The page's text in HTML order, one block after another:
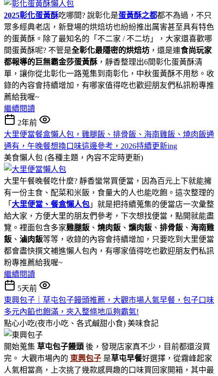
2025彰化蛋黃酥吃哪間? 說彰化是蛋黃酥之都都不為過，不只
眾多經典老店，新登場的烘焙坊也紛紛推出厲害甚至具有特色
的蛋黃酥。除了最知名的「不二家 / 不二坊」，大家還喜歡哪
間蛋黃酥呢? 不管是全彰化最隱密的烘焙坊 ，還是連食尚玩家
都報導的巨無霸金莎蛋黃酥，靜香整理出6間彰化蛋黃酥清
單，讓你從北彰化一路蒐集到南彰化，中秋蛋黃酥不用愁。收
錄的內容會持續增加，有哪家值得吃也歡迎朋友們私訊粉專推
薦給我喔~
繼續閱讀
2年前
大里便當餐盒懶人包，雞腿飯、排骨飯、海南雞飯、燒肉飯通
通有，午晚餐想換口味這邊參考，2026持續更新ing
美食懶人包 (各種主題，內容不定時更新)
大里午餐晚餐吃什麼? 靜香蠻常買便當，因為百元上下就能擁
有一份主食、配菜和米飯，食量大的人也能吃飽。這次整理的
「 大里便當、餐盒懶人包 」就是把持續蒐集的便當店一次彙整
給大家，方便大里的朋友們參考，下次想找便當，點開就能盡
覽。裡面包含多家雞腿飯 、 燒肉飯 、 爌肉飯 、 排骨飯 、 海南雞
飯 、 滷肉飯等等，收錄的內容會持續增加，只要吃到大里便當
都會盡快撰文補進懶人包內，有哪家值得吃也歡迎朋友們私訊
粉專推薦給我喔~
繼續閱讀
5天前
東興包子｜草屯包子饅頭推薦，大觀市場人氣早餐，包子口味
多元內餡也飽滿，夾入整條地瓜夠霸氣!
點心小吃(夜市小吃、各式鹹甜小食) 美味食記
開始蒐集 草屯包子饅頭 後，發現店家真不少，目前都還沒買
完。 大觀市場內的 東興包子 是草屯早餐好選擇，從霧峰起家
人氣相當高，上次挑了幾款感興趣的口味買回家開箱，其中最